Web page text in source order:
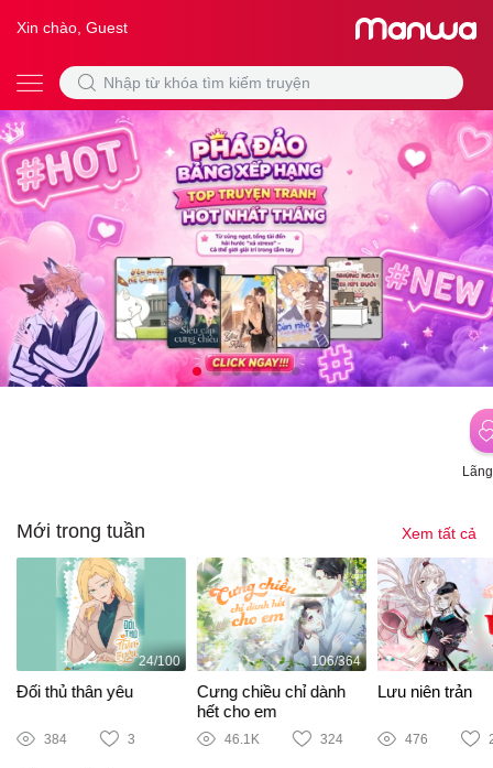
Xin chào, Guest
Mới trong tuần Xem tất cả
24/100
Đối thủ thân yêu
384 3
106/364
Cưng chiều chỉ dành
hết cho em
46.1K 324
Lưu niên trản
476